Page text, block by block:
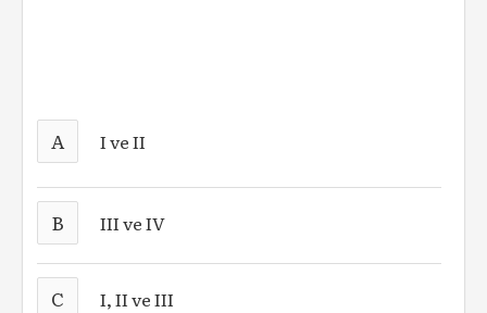
A I ve II
B III ve IV
C I, II ve III